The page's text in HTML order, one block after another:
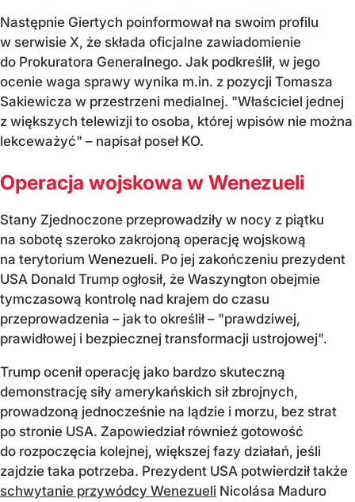
Następnie Giertych poinformował na swoim profilu
w serwisie X, że składa oficjalne zawiadomienie
do Prokuratora Generalnego. Jak podkreślił, w jego
ocenie waga sprawy wynika m.in. z pozycji Tomasza
Sakiewicza w przestrzeni medialnej. "Właściciel jednej
z większych telewizji to osoba, której wpisów nie można
lekceważyć" – napisał poseł KO.
Operacja wojskowa w Wenezueli
Stany Zjednoczone przeprowadziły w nocy z piątku
na sobotę szeroko zakrojoną operację wojskową
na terytorium Wenezueli. Po jej zakończeniu prezydent
USA Donald Trump ogłosił, że Waszyngton obejmie
tymczasową kontrolę nad krajem do czasu
przeprowadzenia – jak to określił – "prawdziwej,
prawidłowej i bezpiecznej transformacji ustrojowej".
Trump ocenił operację jako bardzo skuteczną
demonstrację siły amerykańskich sił zbrojnych,
prowadzoną jednocześnie na lądzie i morzu, bez strat
po stronie USA. Zapowiedział również gotowość
do rozpoczęcia kolejnej, większej fazy działań, jeśli
zajdzie taka potrzeba. Prezydent USA potwierdził także
schwytanie przywódcy Wenezueli Nicolása Maduro